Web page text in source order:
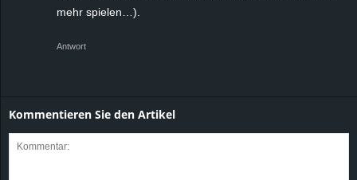
mehr spielen…).
Antwort
Kommentieren Sie den Artikel